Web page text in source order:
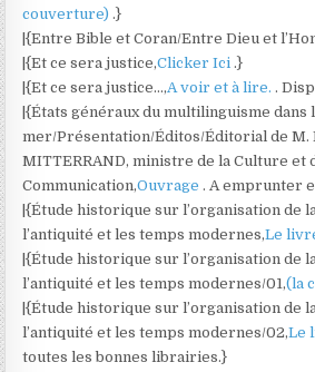
couverture).}
|{Entre Bible et Coran/Entre Dieu et
|{Et ce sera justice,Clicker Ici.}
|{Et ce sera justice…,A voir et à lire..
|{États généraux du multilinguisme dans
mer/Présentation/Éditos/Éditorial de M.
MITTERRAND, ministre de la Culture et
Communication,Ouvrage. A emprunter
|{Étude historique sur l’organisation de
l’antiquité et les temps modernes,Le
|{Étude historique sur l’organisation de
l’antiquité et les temps modernes/01,(la
|{Étude historique sur l’organisation de
l’antiquité et les temps modernes/02,Le
toutes les bonnes librairies.}